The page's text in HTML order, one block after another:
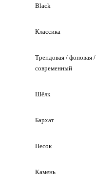
Black
Классика
Трендовая / фоновая /
современный
Шёлк
Бархат
Песок
Камень